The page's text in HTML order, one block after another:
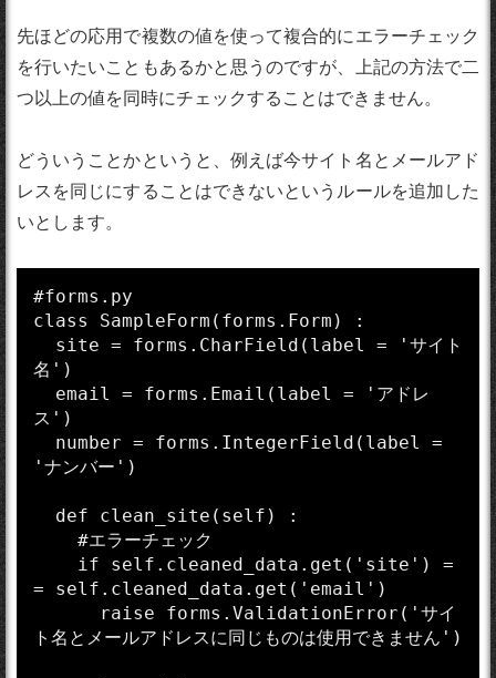
先ほどの応用で複数の値を使って複合的にエラーチェック
を行いたいこともあるかと思うのですが、上記の方法で二
つ以上の値を同時にチェックすることはできません。
どういうことかというと、例えば今サイト名とメールアド
レスを同じにすることはできないというルールを追加した
いとします。
#forms.py
class SampleForm(forms.Form) :
名')
ス')
'ナンバー')
= self.cleaned_data.get('email')
ト名とメールアドレスに同じものは使用できません')